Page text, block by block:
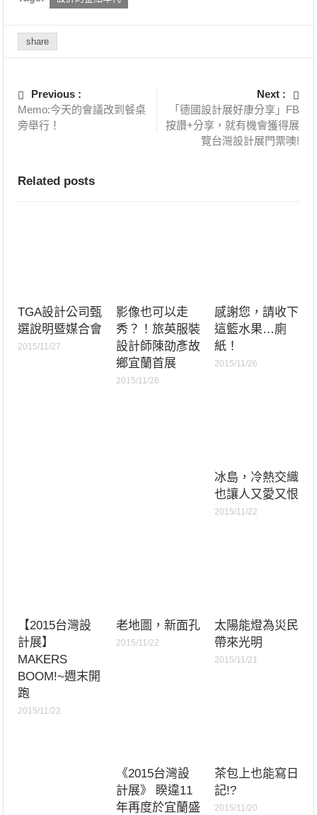
share
Previous :
Memo:今天的會議改到餐桌
旁舉行！
Next :
「德國設計展好康分享」FB
按讚+分享，就有機會獲得展
覽台灣設計展門票噢!
Related posts
TGA設計公司甄
選說明暨媒合會
2015/11/27
影像也可以走
秀？！旅英服裝
設計師陳劭彥故
鄉宜蘭首展
2015/11/26
感謝您，請收下
這籃水果…廁
紙！
2015/11/26
冰島，冷熱交織
也讓人又愛又恨
2015/11/22
【2015台灣設
計展】
MAKERS
BOOM!~週末開
跑
2015/11/22
老地圖，新面孔
2015/11/22
太陽能燈為災民
帶來光明
2015/11/21
《2015台灣設
計展》 睽違11
年再度於宜蘭盛
茶包上也能寫日
記!?
2015/11/20